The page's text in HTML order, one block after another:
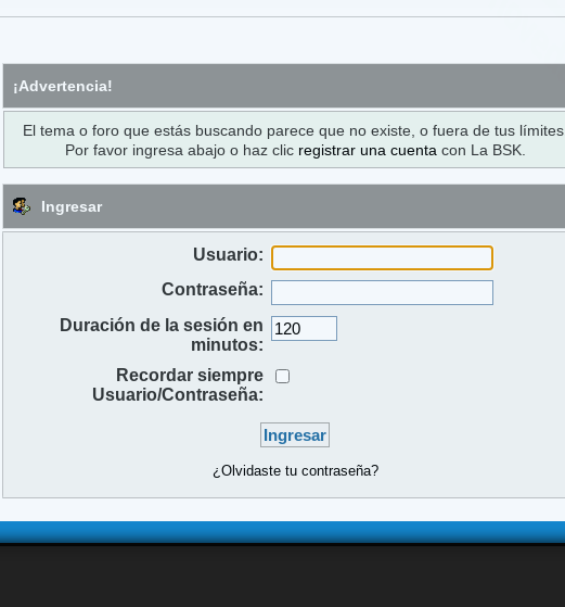
¡Advertencia!
El tema o foro que estás buscando parece que no existe, o fuera de tus límites.
Por favor ingresa abajo o haz clic registrar una cuenta con La BSK.
Ingresar
Usuario:
Contraseña:
Duración de la sesión en
minutos:
Recordar siempre
Usuario/Contraseña:
¿Olvidaste tu contraseña?